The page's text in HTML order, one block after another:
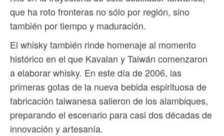
que ha roto fronteras no sólo por región, sino
también por tiempo y maduración.
El whisky también rinde homenaje al momento
histórico en el que Kavalan y Taiwán comenzaron
a elaborar whisky. En este día de 2006, las
primeras gotas de la nueva bebida espirituosa de
fabricación taiwanesa salieron de los alambiques,
preparando el escenario para casi dos décadas de
innovación y artesanía.